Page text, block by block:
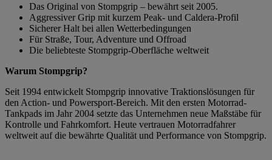
Das Original von Stompgrip – bewährt seit 2005.
Aggressiver Grip mit kurzem Peak- und Caldera-Profil
Sicherer Halt bei allen Wetterbedingungen
Für Straße, Tour, Adventure und Offroad
Die beliebteste Stompgrip-Oberfläche weltweit
Warum Stompgrip?
Seit 1994 entwickelt Stompgrip innovative Traktionslösungen für
den Action- und Powersport-Bereich. Mit den ersten Motorrad-
Tankpads im Jahr 2004 setzte das Unternehmen neue Maßstäbe für
Kontrolle und Fahrkomfort. Heute vertrauen Motorradfahrer
weltweit auf die bewährte Qualität und Performance von Stompgrip.